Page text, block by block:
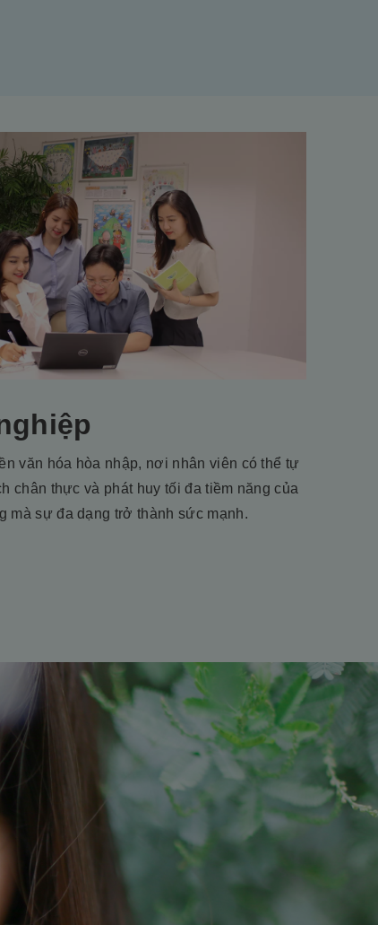
văn hóa hòa nhập, nơi nhân viên có thể tự
chân thực và phát huy tối đa tiềm năng của
mà sự đa dạng trở thành sức mạnh.